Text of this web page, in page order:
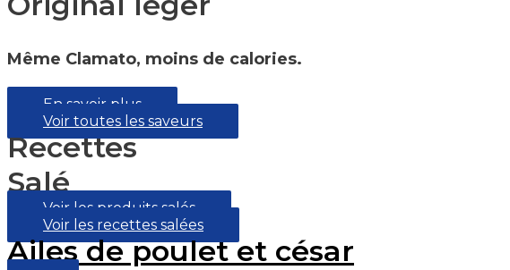
Même Clamato, moins de calories.
En savoir plus
Voir toutes les saveurs
Recettes
Salé
Voir les produits salés
Voir les recettes salées
Ailes de poulet et césar